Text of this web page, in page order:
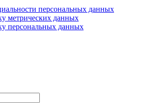
персональных данных
метрических данных
персональных данных